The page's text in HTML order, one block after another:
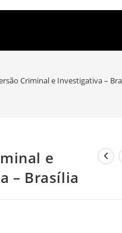
Criminal e Investigativa –
e
– Brasília